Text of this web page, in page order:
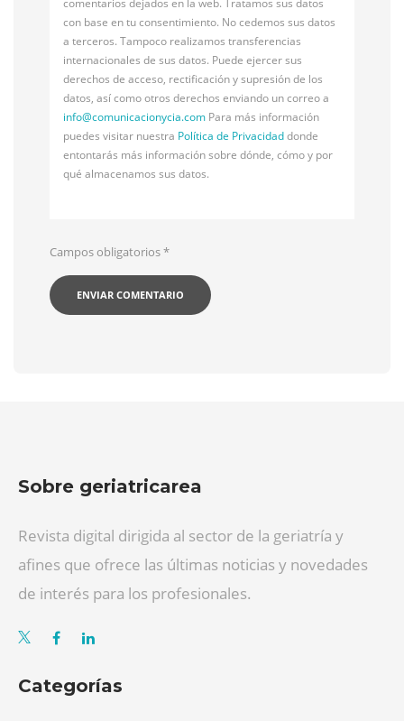
con base en tu consentimiento. No cedemos sus datos
a terceros. Tampoco realizamos transferencias
internacionales de sus datos. Puede ejercer sus
derechos de acceso, rectificación y supresión de los
datos, así como otros derechos enviando un correo a
info@comunicacionycia.com Para más información
puedes visitar nuestra Política de Privacidaddonde
entontarás más información sobre dónde, cómo y por
qué almacenamos sus datos.
Campos obligatorios*
Sobre geriatricarea
Revista digital dirigida al sector de la geriatría y
afines que ofrece las últimas noticias y novedades
de interés para los profesionales.
Categorías